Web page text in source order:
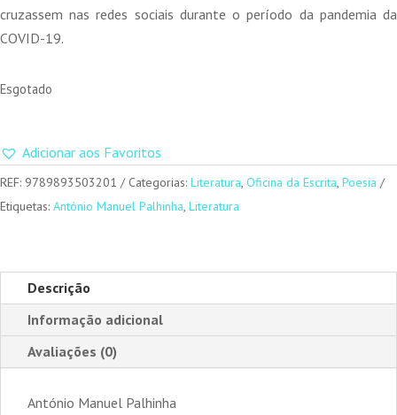
cruzassem nas redes sociais durante o período da pandemia da
COVID-19.
Esgotado
Adicionar aos Favoritos
REF: 9789893503201 Categorias: Literatura, Oficina da Escrita, Poesia
Etiquetas: António Manuel Palhinha, Literatura
Descrição
Informação adicional
Avaliações (0)
António Manuel Palhinha